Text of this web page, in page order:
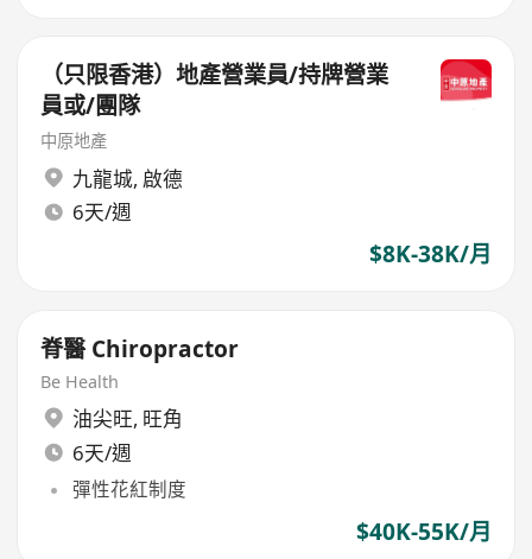
（只限香港）地產營業員/持牌營業
員或/團隊
中原地產
九龍城, 啟德
6天/週
$8K-38K/月
脊醫 Chiropractor
Be Health
油尖旺, 旺角
6天/週
彈性花紅制度
$40K-55K/月